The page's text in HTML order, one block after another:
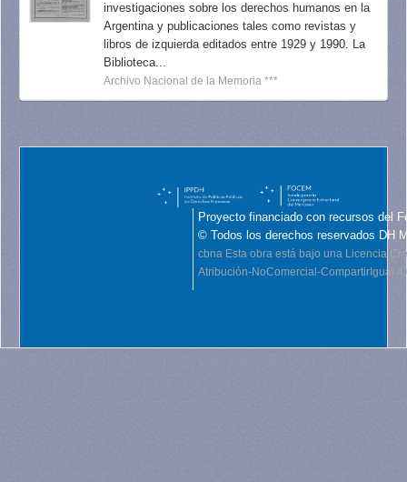
investigaciones sobre los derechos humanos en la
Argentina y publicaciones tales como revistas y
libros de izquierda editados entre 1929 y 1990. La
Biblioteca...
Archivo Nacional de la Memoria ***
Proyecto financiado con recursos del
© Todos los derechos reservados DH
cbna Esta obra está bajo una Licencia
Atribución-NoComercial-CompartirIgual